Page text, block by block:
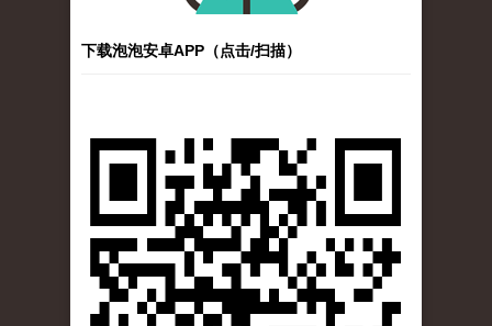
下载泡泡安卓APP（点击/扫描）